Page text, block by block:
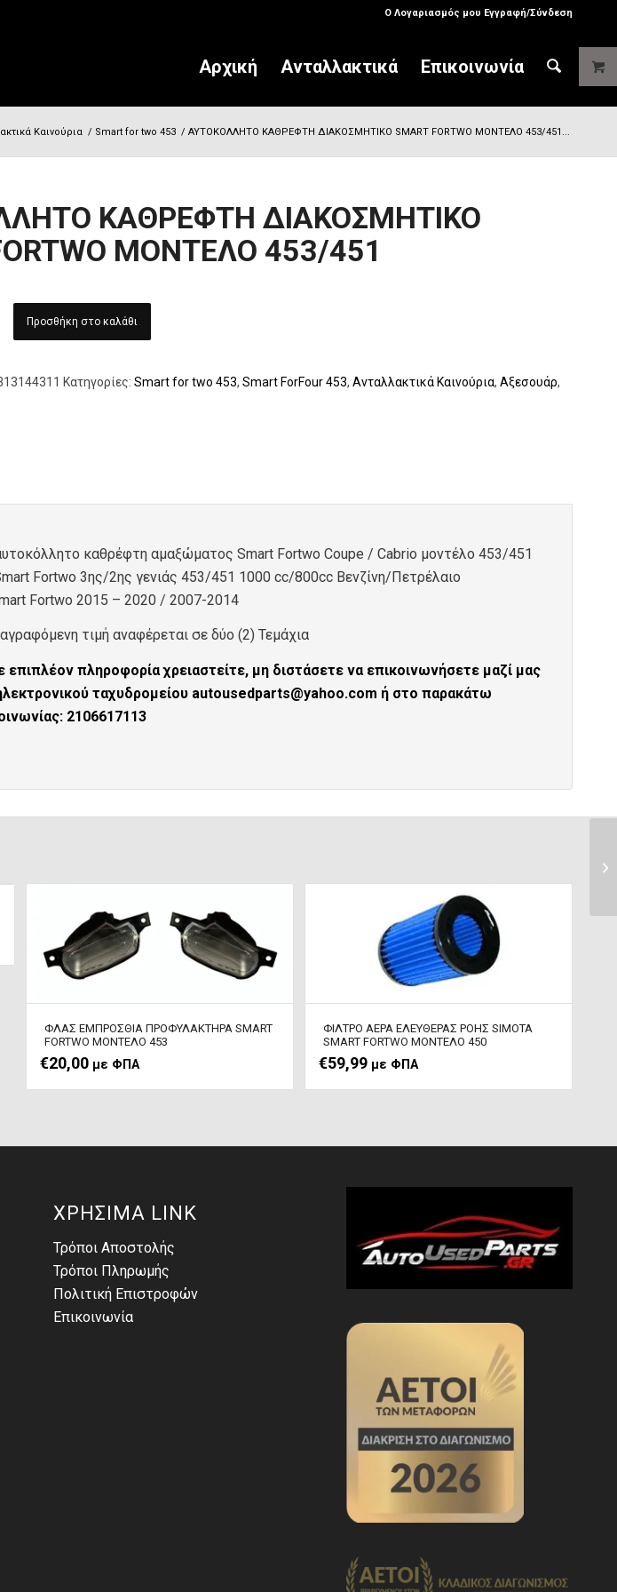
Ο Λογαριασμός μου Εγγραφή/Σύνδεση
Αρχική Ανταλλακτικά Επικοινωνία
Καινούρια / Smart for two 453 / ΑΥΤΟΚΟΛΛΗΤΟ ΚΑΘΡΕΦΤΗ ΔΙΑΚΟΣΜΗΤΙΚΟ SMART FORTWO MΟΝΤΕΛΟ 453/451...
ΚΑΘΡΕΦΤΗ ΔΙΑΚΟΣΜΗΤΙΚΟ
MΟΝΤΕΛΟ 453/451
Προσθήκη στο καλάθι
Κατηγορίες: Smart for two 453, Smart ForFour 453, Ανταλλακτικά Καινούρια, Αξεσουάρ,
καθρέφτη αμαξώματος Smart Fortwo Coupe / Cabrio μοντέλο 453/451
Fortwo 3ης/2ης γενιάς 453/451 1000 cc/800cc Βενζίνη/Πετρέλαιο
Fortwo 2015 – 2020 / 2007-2014
τιμή αναφέρεται σε δύο (2) Τεμάχια
επιπλέον πληροφορία χρειαστείτε, μη διστάσετε να επικοινωνήσετε μαζί μας
ταχυδρομείου autousedparts@yahoo.com ή στο παρακάτω
2106617113
ΦΛΑΣ ΕΜΠΡΟΣΘΙΑ ΠΡΟΦΥΛΑΚΤΗΡΑ SMART
FORTWO ΜΟΝΤΕΛΟ 453
€20,00 με ΦΠΑ
ΦΙΛΤΡΟ ΑΕΡΑ ΕΛΕΥΘΕΡΑΣ ΡΟΗΣ SIMOTA
SMART FORTWO ΜΟΝΤΕΛΟ 450
€59,99 με ΦΠΑ
ΧΡΗΣΙΜΑ LINK
Τρόποι Αποστολής
Τρόποι Πληρωμής
Πολιτική Επιστροφών
Επικοινωνία